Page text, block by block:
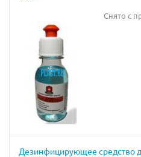
Снято с
Дезинфицирующее средство